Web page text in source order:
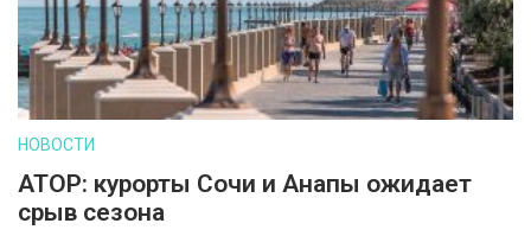
НОВОСТИ
АТОР: курорты Сочи и Анапы ожидает
срыв сезона